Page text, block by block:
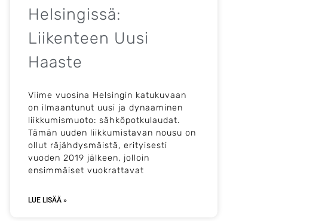
Helsingissä:
Liikenteen Uusi
Haaste
Viime vuosina Helsingin katukuvaan
on ilmaantunut uusi ja dynaaminen
liikkumismuoto: sähköpotkulaudat.
Tämän uuden liikkumistavan nousu on
ollut räjähdysmäistä, erityisesti
vuoden 2019 jälkeen, jolloin
ensimmäiset vuokrattavat
LUE LISÄÄ »